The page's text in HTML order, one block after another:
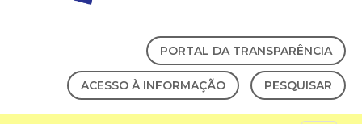
PORTAL DA TRANSPARÊNCIA
ACESSO À INFORMAÇÃO PESQUISAR